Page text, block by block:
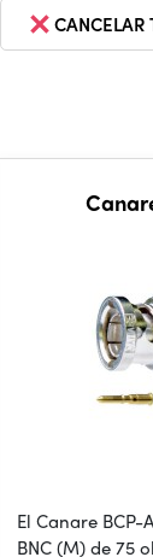
CANCELAR
El Canare
BNC (M) de 75